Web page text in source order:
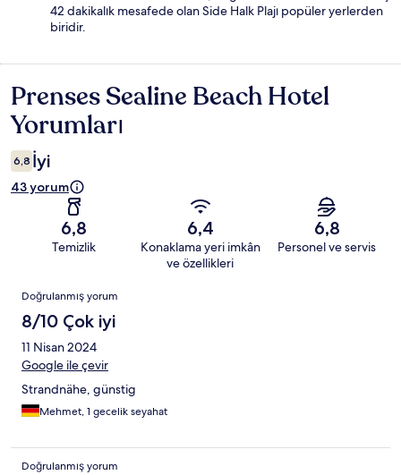
42 dakikalık mesafede olan Side Halk Plajı popüler yerlerden
biridir.
Yorumlar
Prenses Sealine Beach Hotel
Yorumları
6,8 İyi
43 yorum
6,8
Temizlik
6,4
Konaklama yeri imkân
ve özellikleri
6,8
Personel ve servis
Yorumlar
Doğrulanmış yorum
8/10 Çok iyi
11 Nisan 2024
Google ile çevir
Strandnähe, günstig
Mehmet, 1 gecelik seyahat
Doğrulanmış yorum